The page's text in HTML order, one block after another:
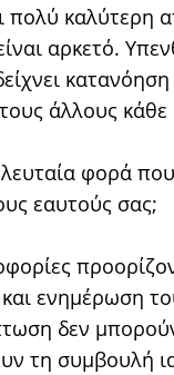
πολύ καλύτερη
αρκετό.
άλλους κάθε
φορά
εαυτούς σας;
ενημέρωση
δεν
τη συμβουλή